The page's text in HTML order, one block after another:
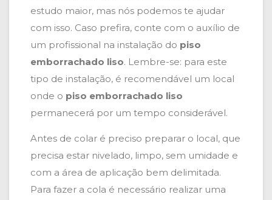
estudo maior, mas nós podemos te ajudar
com isso. Caso prefira, conte com o auxílio de
um profissional na instalação do piso
emborrachado liso. Lembre-se: para este
tipo de instalação, é recomendável um local
onde o piso emborrachado liso
permanecerá por um tempo considerável.
Antes de colar é preciso preparar o local, que
precisa estar nivelado, limpo, sem umidade e
com a área de aplicação bem delimitada.
Para fazer a cola é necessário realizar uma